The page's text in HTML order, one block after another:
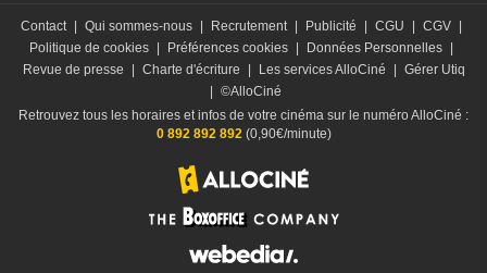
Contact | Qui sommes-nous | Recrutement | Publicité | CGU | CGV |
Politique de cookies | Préférences cookies | Données Personnelles |
Revue de presse
| Charte d'écriture | Les services AlloCiné | Gérer Utiq
| ©AlloCiné
Retrouvez tous les horaires et infos de votre cinéma sur le numéro AlloCiné :
0 892 892 892 (0,90€/minute)